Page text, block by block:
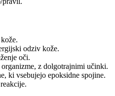
odziv kože.
oči.
z dolgotrajnimi učinki.
ki vsebujejo epoksidne spojine.